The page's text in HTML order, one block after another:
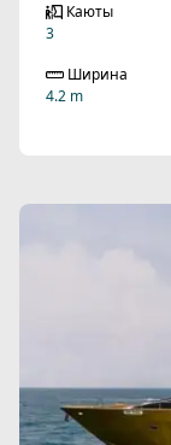
Каюты
3
Ширина
4.2 m